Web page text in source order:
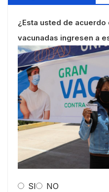
¿Esta usted de
vacunadas ingresen a
SI NO